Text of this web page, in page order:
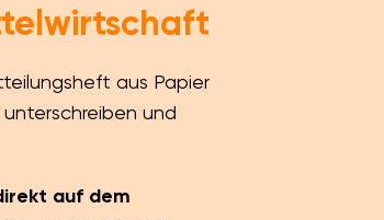
aus Papier
und
auf dem